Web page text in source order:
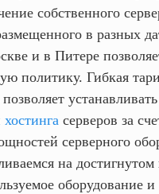
собственного
в разных
и в Питере
политику. Гибкая
устанавливать
серверов за
серверного
на достигнутом
оборудование и